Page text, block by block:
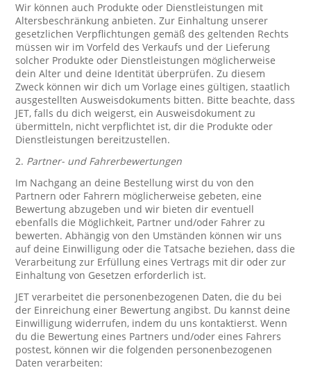
Wir können auch Produkte oder Dienstleistungen mit
Altersbeschränkung anbieten. Zur Einhaltung unserer
gesetzlichen Verpflichtungen gemäß des geltenden Rechts
müssen wir im Vorfeld des Verkaufs und der Lieferung
solcher Produkte oder Dienstleistungen möglicherweise
dein Alter und deine Identität überprüfen. Zu diesem
Zweck können wir dich um Vorlage eines gültigen, staatlich
ausgestellten Ausweisdokuments bitten. Bitte beachte, dass
JET, falls du dich weigerst, ein Ausweisdokument zu
übermitteln, nicht verpflichtet ist, dir die Produkte oder
Dienstleistungen bereitzustellen.
2. Partner- und Fahrerbewertungen
Im Nachgang an deine Bestellung wirst du von den
Partnern oder Fahrern möglicherweise gebeten, eine
Bewertung abzugeben und wir bieten dir eventuell
ebenfalls die Möglichkeit, Partner und/oder Fahrer zu
bewerten. Abhängig von den Umständen können wir uns
auf deine Einwilligung oder die Tatsache beziehen, dass die
Verarbeitung zur Erfüllung eines Vertrags mit dir oder zur
Einhaltung von Gesetzen erforderlich ist.
JET verarbeitet die personenbezogenen Daten, die du bei
der Einreichung einer Bewertung angibst. Du kannst deine
Einwilligung widerrufen, indem du uns kontaktierst. Wenn
du die Bewertung eines Partners und/oder eines Fahrers
postest, können wir die folgenden personenbezogenen
Daten verarbeiten: